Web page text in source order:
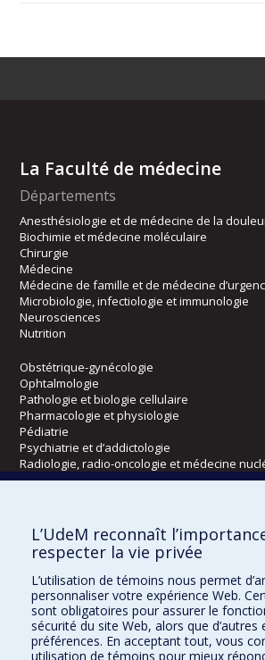
La Faculté de médecine
Départements
Anesthésiologie et de médecine de la
Biochimie et médecine moléculaire
Chirurgie
Médecine
Médecine de famille et de médecine
Microbiologie, infectiologie et immunologie
Neurosciences
Nutrition
Obstétrique-gynécologie
Ophtalmologie
Pathologie et biologie cellulaire
Pharmacologie et physiologie
Pédiatrie
Psychiatrie et d’addictologie
Radiologie, radio-oncologie et médecine
Écoles
Kinésiologie et des sciences de l’activité
Orthophonie et audiologie
Réadaptation
Directions
DPC
L’UdeM reconnaît
respecter la vie privée
L’utilisation de témoins nous permet
personnaliser votre expérience Web.
sont obligatoires pour assurer le
sécurité du site Web, alors que d’autres
préférences. En acceptant tout, vous
utilisation de témoins pour mieux